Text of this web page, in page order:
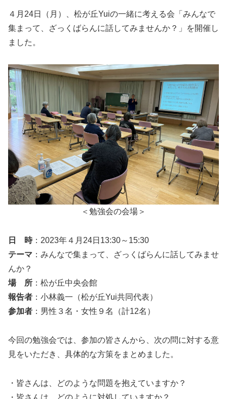
４月24日（月）、松が丘Yuiの一緒に考える会「みんなで
集まって、ざっくばらんに話してみませんか？」を開催し
ました。
＜勉強会の会場＞
日 時：2023年４月24日13:30～15:30
テーマ ：みんなで集まって、ざっくばらんに話してみませ
んか？
場 所 ：松が丘中央会館
報告者 ：小林義一（松が丘Yui共同代表）
参加者 ：男性３名・女性９名（計12名）
今回の勉強会では、参加の皆さんから、次の問に対する意
見をいただき、具体的な方策をまとめました。
・皆さんは、どのような問題を抱えていますか？
・皆さんは、どのように対処していますか？